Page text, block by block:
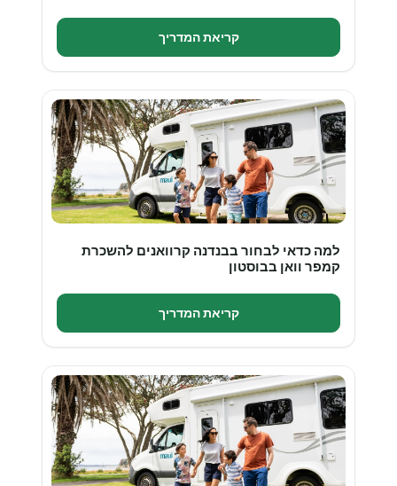
קריאת המדריך
למה כדאי לבחור בבנדנה קרוואנים להשכרת
קמפר וואן בבוסטון
קריאת המדריך